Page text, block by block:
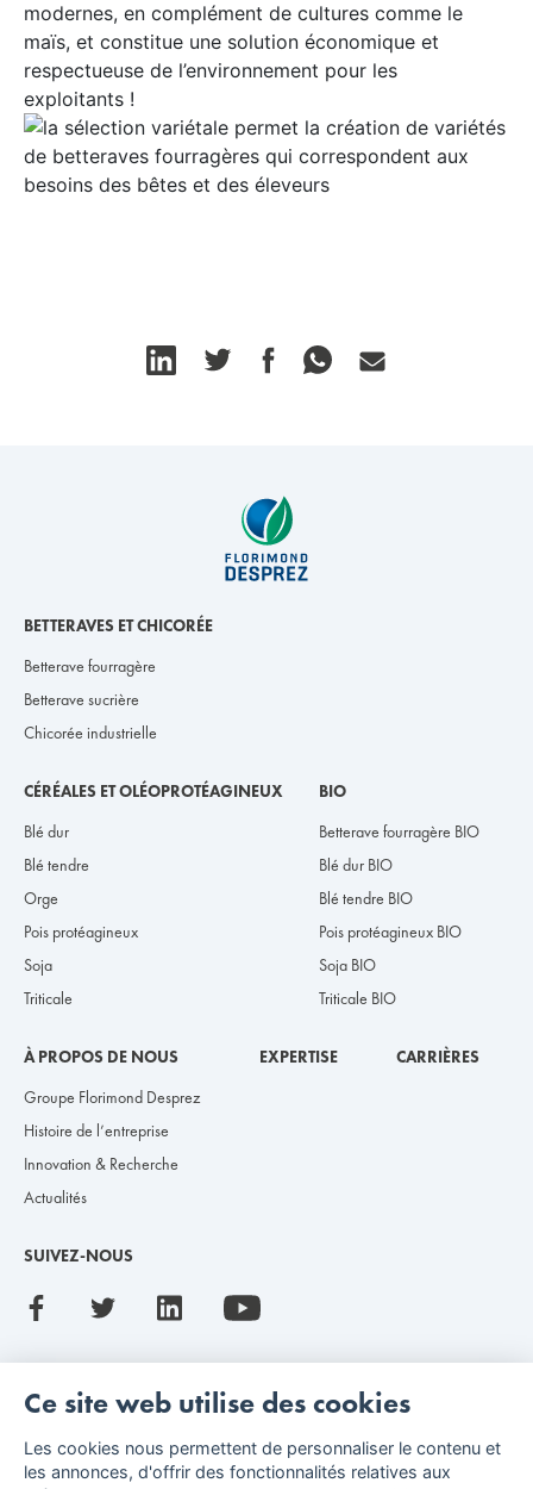
modernes, en complément de cultures comme le
maïs, et constitue une solution économique et
respectueuse de l’environnement pour les
exploitants !
BETTERAVES ET CHICORÉE
Betterave fourragère
Betterave sucrière
Chicorée industrielle
CÉRÉALES ET OLÉOPROTÉAGINEUX
Blé dur
Blé tendre
Orge
Pois protéagineux
Soja
Triticale
BIO
Betterave fourragère BIO
Blé dur BIO
Blé tendre BIO
Pois protéagineux BIO
Soja BIO
Triticale BIO
À PROPOS DE NOUS
Groupe Florimond Desprez
Histoire de l’entreprise
Innovation & Recherche
Actualités
EXPERTISE CARRIÈRES
SUIVEZ-NOUS
Ce site web utilise des cookies
Les cookies nous permettent de personnaliser le contenu et
les annonces, d'offrir des fonctionnalités relatives aux